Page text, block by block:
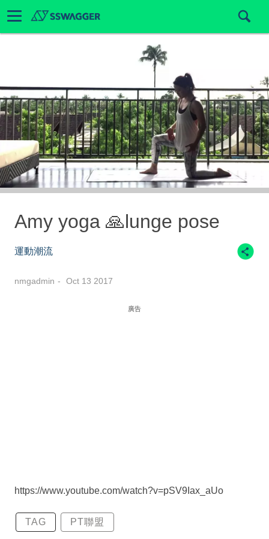
Amy yoga 🙏lunge pose
運動潮流
nmgadmin Oct 13 2017
廣告
https://www.youtube.com/watch?v=pSV9Iax_aUo
TAG PT聯盟